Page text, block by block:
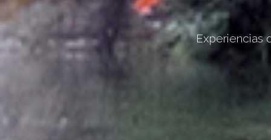
Experiencias